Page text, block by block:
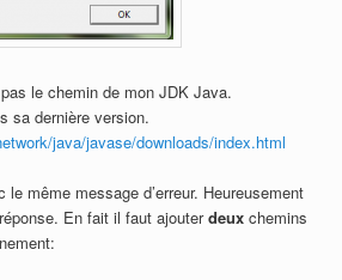
le chemin de mon JDK Java.
sa dernière version.
java/javase/downloads/index.html
même message d’erreur. Heureusement
En fait il faut ajouterdeux chemins